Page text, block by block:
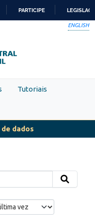
PARTICIPE
ENGLISH
Tutoriais
dados